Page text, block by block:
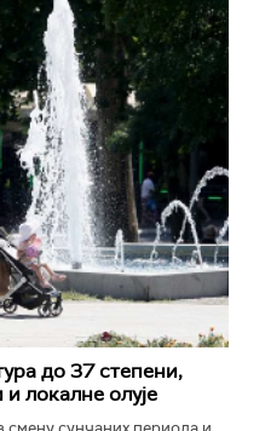
до 37 степени,
локалне олује